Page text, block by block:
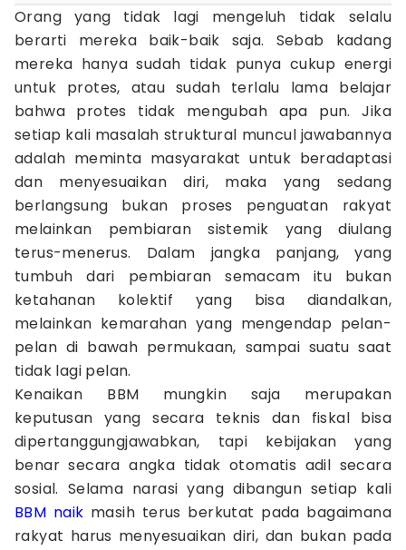
Orang yang tidak lagi mengeluh tidak selalu
berarti mereka baik-baik saja. Sebab kadang
mereka hanya sudah tidak punya cukup energi
untuk protes, atau sudah terlalu lama belajar
bahwa protes tidak mengubah apa pun. Jika
setiap kali masalah struktural muncul jawabannya
adalah meminta masyarakat untuk beradaptasi
dan menyesuaikan diri, maka yang sedang
berlangsung bukan proses penguatan rakyat
melainkan pembiaran sistemik yang diulang
terus-menerus. Dalam jangka panjang, yang
tumbuh dari pembiaran semacam itu bukan
ketahanan kolektif yang bisa diandalkan,
melainkan kemarahan yang mengendap pelan-
pelan di bawah permukaan, sampai suatu saat
tidak lagi pelan.
Kenaikan BBM mungkin saja merupakan
keputusan yang secara teknis dan fiskal bisa
dipertanggungjawabkan, tapi kebijakan yang
benar secara angka tidak otomatis adil secara
sosial. Selama narasi yang dibangun setiap kali
BBM naik masih terus berkutat pada bagaimana
rakyat harus menyesuaikan diri, dan bukan pada